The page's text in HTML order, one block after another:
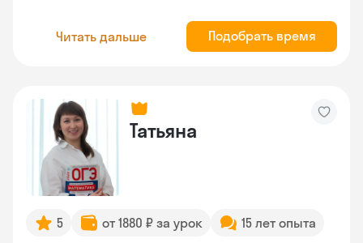
Читать дальше Подобрать время
Татьяна
5 от 1880 ₽ за урок 15 лет опыта